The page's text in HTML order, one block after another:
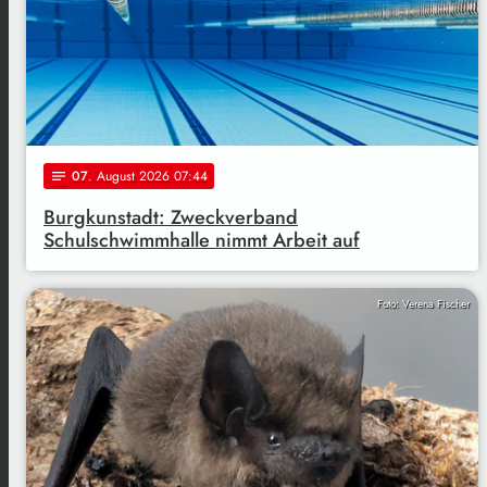
notes 07. August 2026 07:44
Burgkunstadt: Zweckverband
Schulschwimmhalle nimmt Arbeit auf
Foto: Verena Fischer